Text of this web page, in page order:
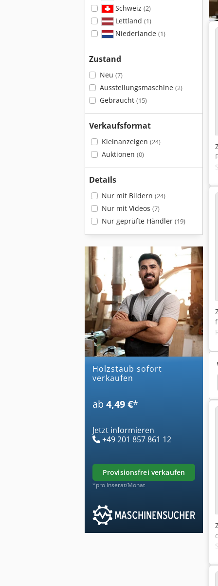
Schweiz (2)
Lettland (1)
Niederlande (1)
Zustand
Neu (7)
Ausstellungsmaschine (2)
Gebraucht (15)
Verkaufsformat
Kleinanzeigen (24)
Auktionen (0)
Details
Nur mit Bildern (24)
Nur mit Videos (7)
Nur geprüfte Händler (19)
holzstaub sofort
verkaufen
ab 4,49 €*
Jetzt informieren
+49 201 857 861 12
provisionsfrei verkaufen
*pro Inserat/Monat
Absauggerät